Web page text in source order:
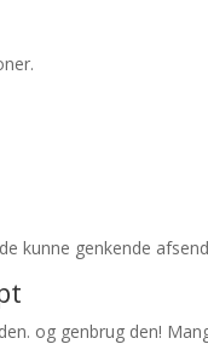
kunne genkende
og genbrug den!